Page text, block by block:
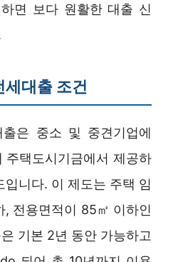
면 보다 원활한 대출 신
세대출 조건
은 중소 및 중견기업에
주택도시기금에서 제공하
니다. 이 제도는 주택 임
, 전용면적이 85㎡ 이하인
기본 2년 동안 가능하고